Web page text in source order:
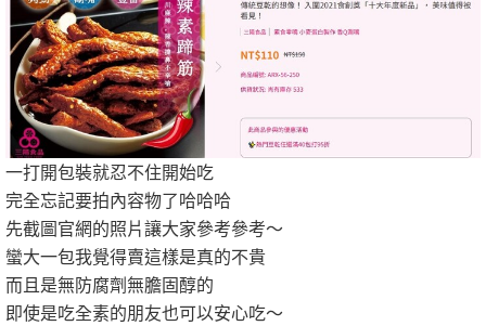
一打開包裝就忍不住開始吃
完全忘記要拍內容物了哈哈哈
先截圖官網的照片讓大家參考參考～
蠻大一包我覺得賣這樣是真的不貴
而且是無防腐劑無膽固醇的
即使是吃全素的朋友也可以安心吃～